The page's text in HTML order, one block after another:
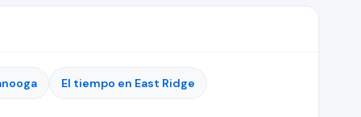
El tiempo en East Ridge